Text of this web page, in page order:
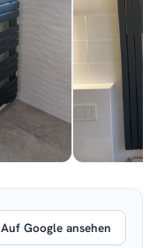
Auf Google ansehen